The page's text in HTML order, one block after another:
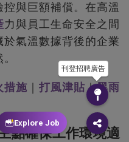
與巨額補償。在高溫
力與員工生命安全之間
氣溫數據背後的企業
措施 ｜ 打風津貼｜黑雨
點確保工作環境適
刊登招聘廣告
Explore Job